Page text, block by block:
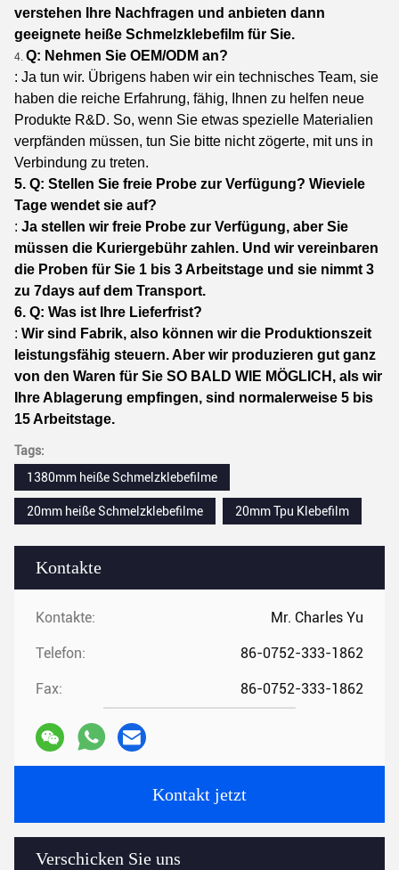
Kontakte
Kontakte: Mr. Charles Yu
Telefon: 86-0752-333-1862
Fax: 86-0752-333-1862
Kontakt jetzt
Verschicken Sie uns
verstehen Ihre Nachfragen und anbieten dann
geeignete heiße Schmelzklebefilm für Sie.
4. Q: Nehmen Sie OEM/ODM an?
: Ja tun wir. Übrigens haben wir ein technisches Team, sie
haben die reiche Erfahrung, fähig, Ihnen zu helfen neue
Produkte R&D. So, wenn Sie etwas spezielle Materialien
verpfänden müssen, tun Sie bitte nicht zögerte, mit uns in
Verbindung zu treten.
5. Q: Stellen Sie freie Probe zur Verfügung? Wieviele
Tage wendet sie auf?
: Ja stellen wir freie Probe zur Verfügung, aber Sie
müssen die Kuriergebühr zahlen. Und wir vereinbaren
die Proben für Sie 1 bis 3 Arbeitstage und sie nimmt 3
zu 7days auf dem Transport.
6. Q: Was ist Ihre Lieferfrist?
: Wir sind Fabrik, also können wir die Produktionszeit
leistungsfähig steuern. Aber wir produzieren gut ganz
von den Waren für Sie SO BALD WIE MÖGLICH, als wir
Ihre Ablagerung empfingen, sind normalerweise 5 bis
15 Arbeitstage.
Tags:
1380mm heiße Schmelzklebefilme
20mm heiße Schmelzklebefilme 20mm Tpu Klebefilm